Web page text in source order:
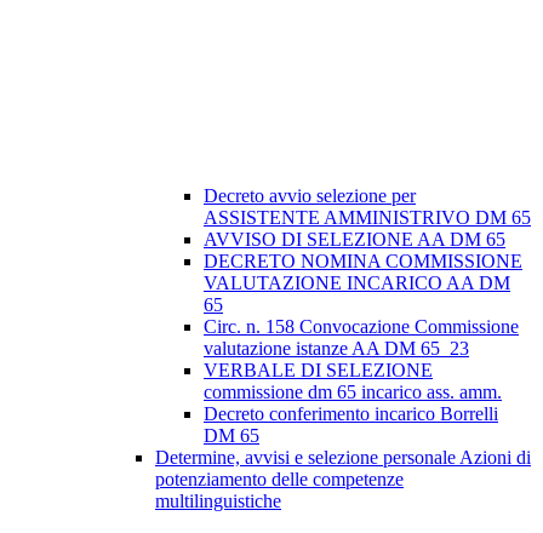
Decreto avvio selezione per
ASSISTENTE AMMINISTRIVO DM 65
AVVISO DI SELEZIONE AA DM 65
DECRETO NOMINA COMMISSIONE
VALUTAZIONE INCARICO AA DM
65
Circ. n. 158 Convocazione Commissione
valutazione istanze AA DM 65_23
VERBALE DI SELEZIONE
commissione dm 65 incarico ass. amm.
Decreto conferimento incarico Borrelli
DM 65
Determine, avvisi e selezione personale Azioni di
potenziamento delle competenze
multilinguistiche